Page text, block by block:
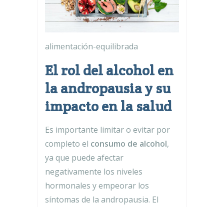
alimentación-equilibrada
El rol del alcohol en
la andropausia y su
impacto en la salud
Es importante limitar o evitar por
completo el consumo de alcohol,
ya que puede afectar
negativamente los niveles
hormonales y empeorar los
síntomas de la andropausia. El